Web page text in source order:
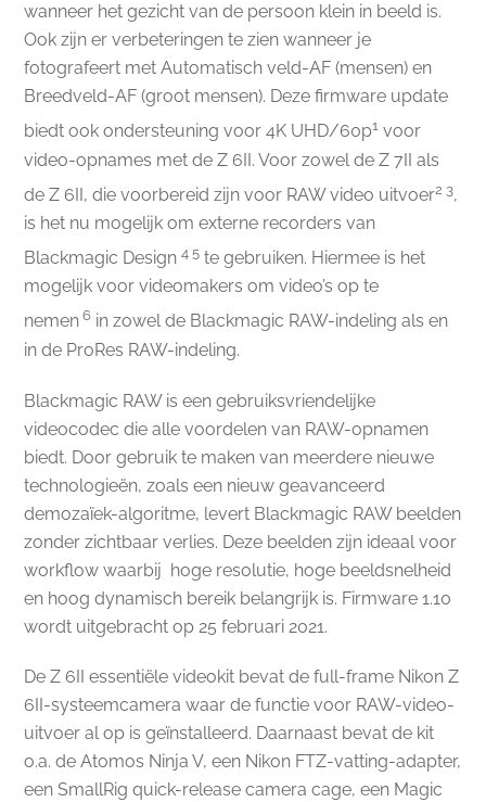
wanneer het gezicht van de persoon klein in beeld is.
Ook zijn er verbeteringen te zien wanneer je
fotografeert met Automatisch veld-AF (mensen) en
Breedveld-AF (groot mensen). Deze firmware update
biedt ook ondersteuning voor 4K UHD/60p1 voor
video-opnames met de Z 6II. Voor zowel de Z 7II als
de Z 6II, die voorbereid zijn voor RAW video uitvoer2 3,
is het nu mogelijk om externe recorders van
Blackmagic Design4 5 te gebruiken. Hiermee is het
mogelijk voor videomakers om video’s op te
nemen6 in zowel de Blackmagic RAW-indeling als en
in de ProRes RAW-indeling.
Blackmagic RAW is een gebruiksvriendelijke
videocodec die alle voordelen van RAW-opnamen
biedt. Door gebruik te maken van meerdere nieuwe
technologieën, zoals een nieuw geavanceerd
demozaïek-algoritme, levert Blackmagic RAW beelden
zonder zichtbaar verlies. Deze beelden zijn ideaal voor
workflow waarbij hoge resolutie, hoge beeldsnelheid
en hoog dynamisch bereik belangrijk is. Firmware 1.10
wordt uitgebracht op 25 februari 2021.
De Z 6II essentiële videokit bevat de full-frame Nikon Z
6II-systeemcamera waar de functie voor RAW-video-
uitvoer al op is geïnstalleerd. Daarnaast bevat de kit
o.a. de Atomos Ninja V, een Nikon FTZ-vatting-adapter,
een SmallRig quick-release camera cage, een Magic